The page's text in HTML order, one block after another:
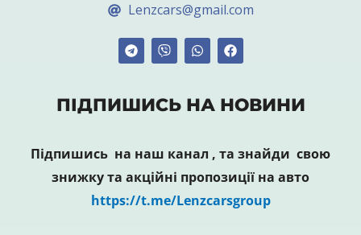
Lenzcars@gmail.com
ПІДПИШИСЬ НА НОВИНИ
Підпишись на наш канал , та знайди свою
знижку та акційні пропозиції на авто
https://t.me/Lenzcarsgroup